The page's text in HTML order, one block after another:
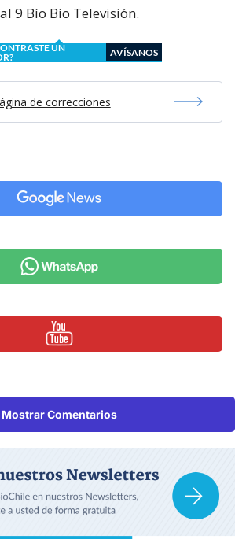
9 Bío Bío Televisión.
UN
AVÍSANOS
de correcciones
Mostrar Comentarios